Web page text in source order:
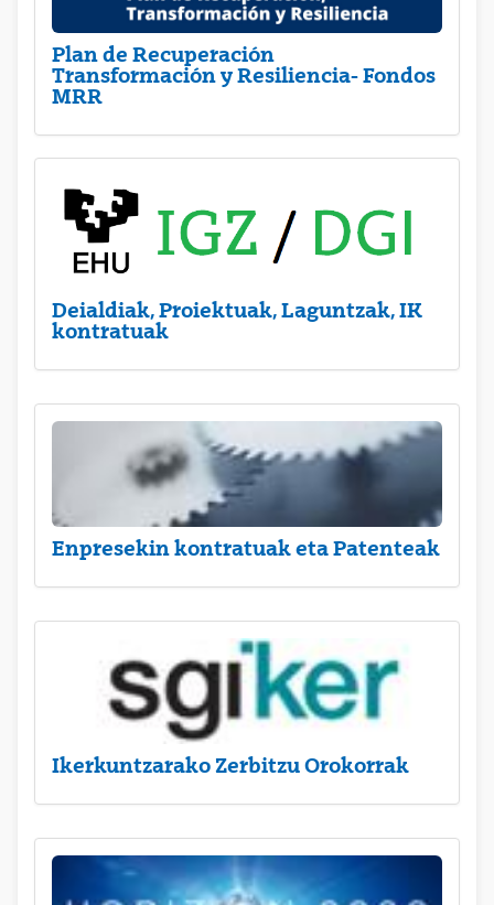
Plan de Recuperación
Transformación y Resiliencia- Fondos
MRR
Deialdiak, Proiektuak, Laguntzak, IK
kontratuak
Enpresekin kontratuak eta Patenteak
Ikerkuntzarako Zerbitzu Orokorrak